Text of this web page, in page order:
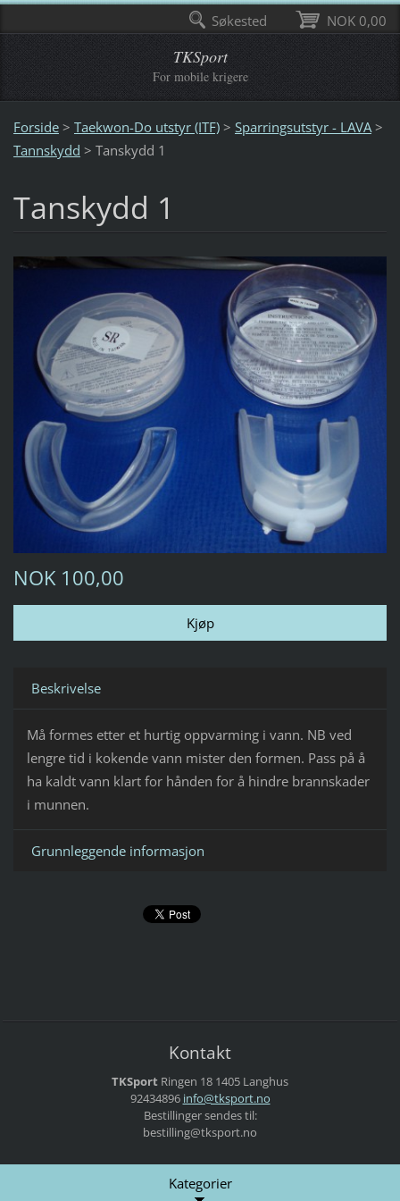
TKSport
For mobile krigere
Forside > Taekwon-Do utstyr (ITF) > Sparringsutstyr - LAVA >
Tannskydd > Tanskydd 1
Tanskydd 1
NOK 100,00
Beskrivelse
Må formes etter et hurtig oppvarming i vann. NB ved
lengre tid i kokende vann mister den formen. Pass på å
ha kaldt vann klart for hånden for å hindre brannskader
i munnen.
Grunnleggende informasjon
Kontakt
TKSport Ringen 18 1405 Langhus
92434896 info@tksport.no
Bestillinger sendes til:
bestilling@tksport.no
Kategorier
NOK 0,00
Søkested